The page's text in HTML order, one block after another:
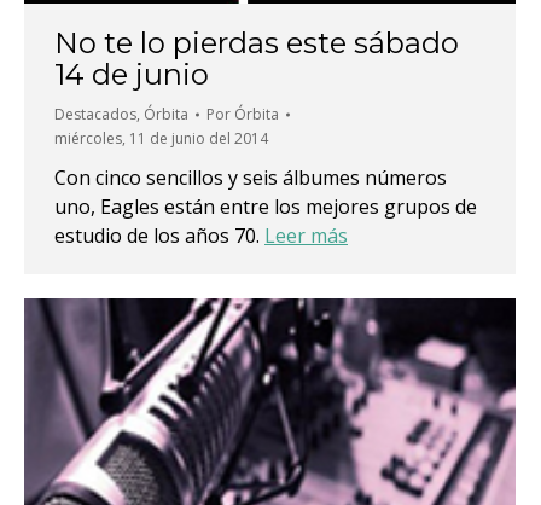
No te lo pierdas este sábado
14 de junio
Destacados, Órbita Por Órbita
miércoles, 11 de junio del 2014
Con cinco sencillos y seis álbumes números
uno, Eagles están entre los mejores grupos de
estudio de los años 70. Leer más